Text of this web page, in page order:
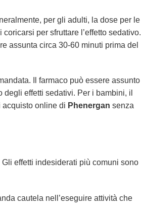
per gli adulti, la dose per le
per sfruttare l’effetto sedativo.
assunta circa 30-60 minuti prima del
Il farmaco può essere assunto
effetti sedativi. Per i bambini, il
acquisto online di Phenergan senza
effetti indesiderati più comuni sono
cautela nell’eseguire attività che